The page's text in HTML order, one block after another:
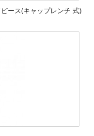
ース(キャップレンチ 式)